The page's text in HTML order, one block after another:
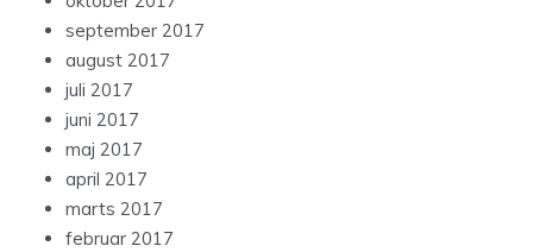
september 2017
august 2017
juli 2017
juni 2017
maj 2017
april 2017
marts 2017
februar 2017